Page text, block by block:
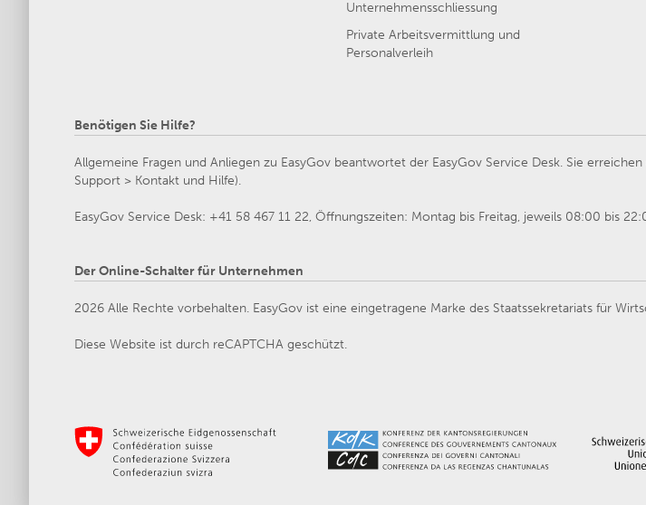
Unternehmensschliessung
Private Arbeitsvermittlung und
Personalverleih
Benötigen Sie Hilfe?
Allgemeine Fragen und Anliegen zu EasyGov beantwortet der EasyGov Service Desk. Sie
Support > Kontakt und Hilfe).
EasyGov Service Desk: +41 58 467 11 22, Öffnungszeiten: Montag bis Freitag, jeweils 08:00 bis
Der Online-Schalter für Unternehmen
2026 Alle Rechte vorbehalten. EasyGov ist eine eingetragene Marke des Staatssekretariats für
Diese Website ist durch reCAPTCHA geschützt.